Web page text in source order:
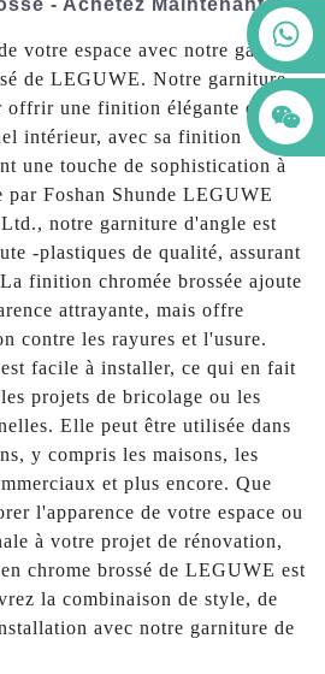
votre espace avec notre garniture
de LEGUWE. Notre garniture
offrir une finition élégante et
intérieur, avec sa finition
une touche de sophistication à
par Foshan Shunde LEGUWE
notre garniture d'angle est
-plastiques de qualité, assurant
finition chromée brossée ajoute
attrayante, mais offre
contre les rayures et l'usure.
facile à installer, ce qui en fait
projets de bricolage ou les
Elle peut être utilisée dans
y compris les maisons, les
et plus encore. Que
l'apparence de votre espace ou
à votre projet de rénovation,
chrome brossé de LEGUWE est
la combinaison de style, de
avec notre garniture de